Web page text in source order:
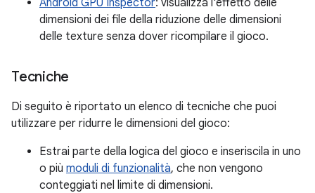
Android GPU Inspector: visualizza l'effetto delle
dimensioni dei file della riduzione delle dimensioni
delle texture senza dover ricompilare il gioco.
Tecniche
Di seguito è riportato un elenco di tecniche che puoi
utilizzare per ridurre le dimensioni del gioco:
Estrai parte della logica del gioco e inseriscila in uno
o più moduli di funzionalità, che non vengono
conteggiati nel limite di dimensioni.